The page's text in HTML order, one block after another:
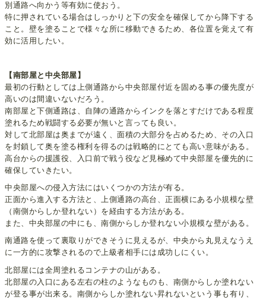
別通路へ向かう等有効に使おう。
特に押されている場合はしっかりと下の安全を確保してから降下する
こと。壁を塗ることで様々な所に移動できるため、各位置を覚えて有
効に活用したい。
【南部屋と中央部屋】
最初の行動としては上側通路から中央部屋付近を固める事の優先度が
高いのは間違いないだろう。
南部屋と下側通路は、自陣の通路からインクを落とすだけである程度
塗れるため戦闘する必要が無いと言っても良い。
対して北部屋は奥までが遠く、面積の大部分を占めるため、その入口
を封鎖して奥を塗る権利を得るのは戦略的にとても高い意味がある。
高台からの援護役、入口前で戦う役など見極めて中央部屋を優先的に
確保していきたい。
中央部屋への侵入方法にはいくつかの方法が有る。
正面から進入する方法と、上側通路の高台、正面横にある小規模な壁
（南側からしか登れない）を経由する方法がある。
また、中央部屋の中にも、南側からしか登れない小規模な壁がある。
南通路を使って裏取りができそうに見えるが、中央から丸見えなうえ
に一方的に攻撃されるので上級者相手には成功しにくい。
北部屋には全周塗れるコンテナの山がある。
北部屋の入口にある左右の柱のようなものも、南側からしか塗れない
が登る事が出来る。南側からしか塗れない昇れないという事も有り、